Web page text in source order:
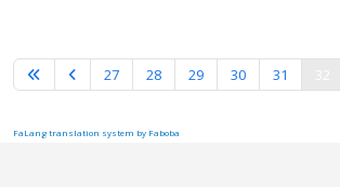
27 28 29 30 31
FaLang translation system by Faboba